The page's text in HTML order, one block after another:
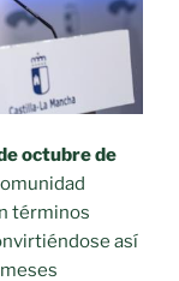
octubre de
términos
así